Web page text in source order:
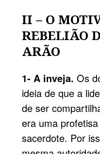
II – O
REBELIÃO
ARÃO
1- A inveja. Os
ideia de que a
de ser
era uma
sacerdote. Por